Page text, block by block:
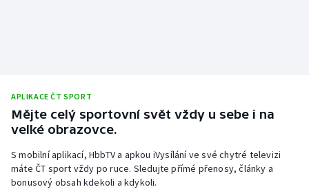
APLIKACE ČT SPORT
Mějte celý sportovní svět vždy u sebe i na
velké obrazovce.
S mobilní aplikací, HbbTV a apkou iVysílání ve své chytré televizi
máte ČT sport vždy po ruce. Sledujte přímé přenosy, články a
bonusový obsah kdekoli a kdykoli.